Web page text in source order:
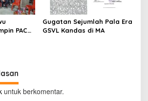
PAC
Gugatan Sejumlah Pala Era
GSVL Kandas di MA
untuk berkomentar.